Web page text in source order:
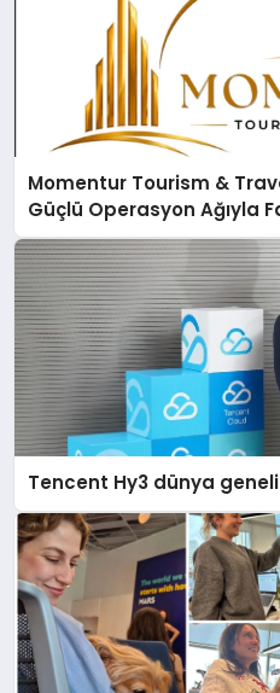
Momentur Tourism &
Güçlü Operasyon Ağıyla
Tencent Hy3 dünya